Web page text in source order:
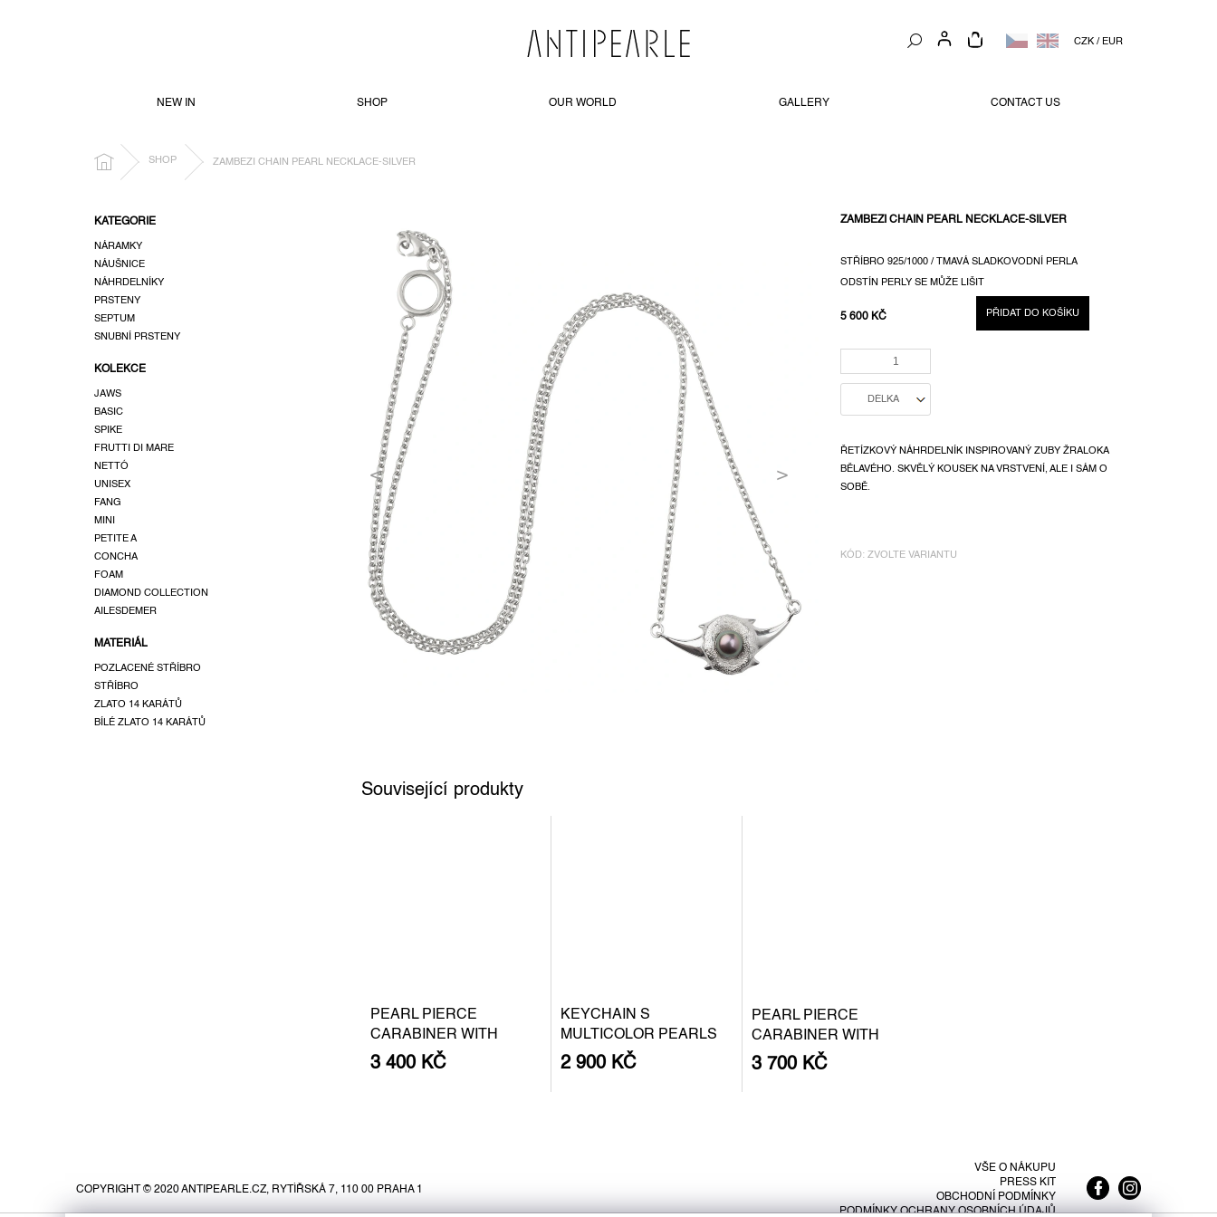
CZK / EUR
NÁKUPNÍ
NEW IN SHOP OUR WORLD GALLERY CONTACT US
DOMŮ SHOP ZAMBEZI CHAIN PEARL NECKLACE-SILVER
KATEGORIE
NÁRAMKY
NÁUŠNICE
NÁHRDELNÍKY
PRSTENY
SEPTUM
SNUBNÍ PRSTENY
KOLEKCE
JAWS
BASIC
SPIKE
FRUTTI DI MARE
NETTÓ
UNISEX
FANG
MINI
PETITE A
CONCHA
FOAM
DIAMOND COLLECTION
AILESDEMER
MATERIÁL
POZLACENÉ STŘÍBRO
STŘÍBRO
ZLATO 14 KARÁTŮ
BÍLÉ ZLATO 14 KARÁTŮ
ZAMBEZI CHAIN PEARL NECKLACE-SILVER
5 600 KČ PŘIDAT DO KOŠÍKU
STŘÍBRO 925/1000 / TMAVÁ SLADKOVODNÍ PERLA
ODSTÍN PERLY SE MŮŽE LIŠIT
ŘETÍZKOVÝ NÁHRDELNÍK INSPIROVANÝ ZUBY ŽRALOKA
BĚLAVÉHO. SKVĚLÝ KOUSEK NA VRSTVENÍ, ALE I SÁM O
SOBĚ.
KÓD: ZVOLTE VARIANTU
Související produkty
PEARL PIERCE
CARABINER WITH
BAROQUE PEARL S -
3 400 KČ
KEYCHAIN S
MULTICOLOR PEARLS
2 900 KČ
PEARL PIERCE
CARABINER WITH
BAROQUE PEARL S -
3 700 KČ
COPYRIGHT © 2020 ANTIPEARLE.CZ, RYTÍŘSKÁ 7, 110 00 PRAHA 1
VŠE O NÁKUPU
PRESS KIT
OBCHODNÍ PODMÍNKY
PODMÍNKY OCHRANY OSOBNÍCH ÚDAJŮ